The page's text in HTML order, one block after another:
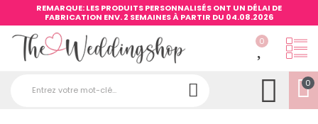
REMARQUE: LES PRODUITS PERSONNALISÉS ONT UN DÉLAI DE
FABRICATION ENV. 2 SEMAINES À PARTIR DU 04.08.2026
0
0